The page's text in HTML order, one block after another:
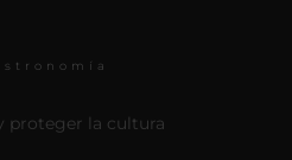
proteger la cultura